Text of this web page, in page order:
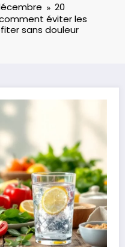
20
éviter les
sans douleur